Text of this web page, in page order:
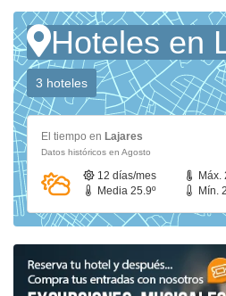
Hoteles en
3 hoteles
El tiempo en Lajares
Datos históricos en Agosto
12 días/mes
Máx.
Media 25.9º
Mín.